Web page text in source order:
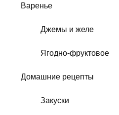
Варенье
Джемы и желе
Ягодно-фруктовое
Домашние рецепты
Закуски